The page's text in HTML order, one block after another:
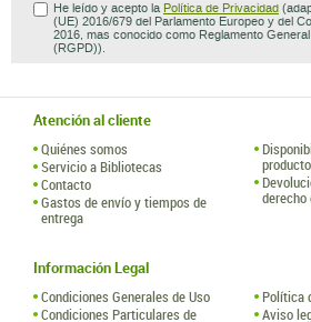
He leído y acepto la Política de Privacidad
(UE) 2016/679 del Parlamento Europeo y del
2016, mas conocido como Reglamento
(RGPD)).
Atención al cliente
Quiénes somos
Servicio a Bibliotecas
Contacto
Gastos de envío y tiempos de
entrega
Información Legal
Condiciones Generales de Uso
Condiciones Particulares de
Política
Aviso